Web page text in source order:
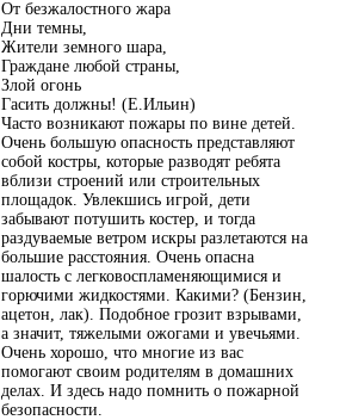
От безжалостного жара
Дни темны,
Жители земного шара,
Граждане любой страны,
Злой огонь
Гасить должны! (Е.Ильин)
Часто возникают пожары по вине детей.
Очень большую опасность представляют
собой костры, которые разводят ребята
вблизи строений или строительных
площадок. Увлекшись игрой, дети
забывают потушить костер, и тогда
раздуваемые ветром искры разлетаются на
большие расстояния. Очень опасна
шалость с легковоспламеняющимися и
горючими жидкостями. Какими? (Бензин,
ацетон, лак). Подобное грозит взрывами,
а значит, тяжелыми ожогами и увечьями.
Очень хорошо, что многие из вас
помогают своим родителям в домашних
делах. И здесь надо помнить о пожарной
безопасности.